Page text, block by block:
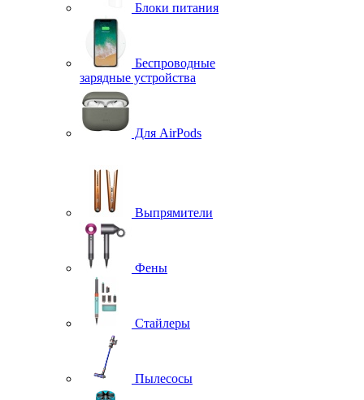
Блоки питания
Беспроводные
зарядные устройства
Для AirPods
Выпрямители
Фены
Стайлеры
Пылесосы